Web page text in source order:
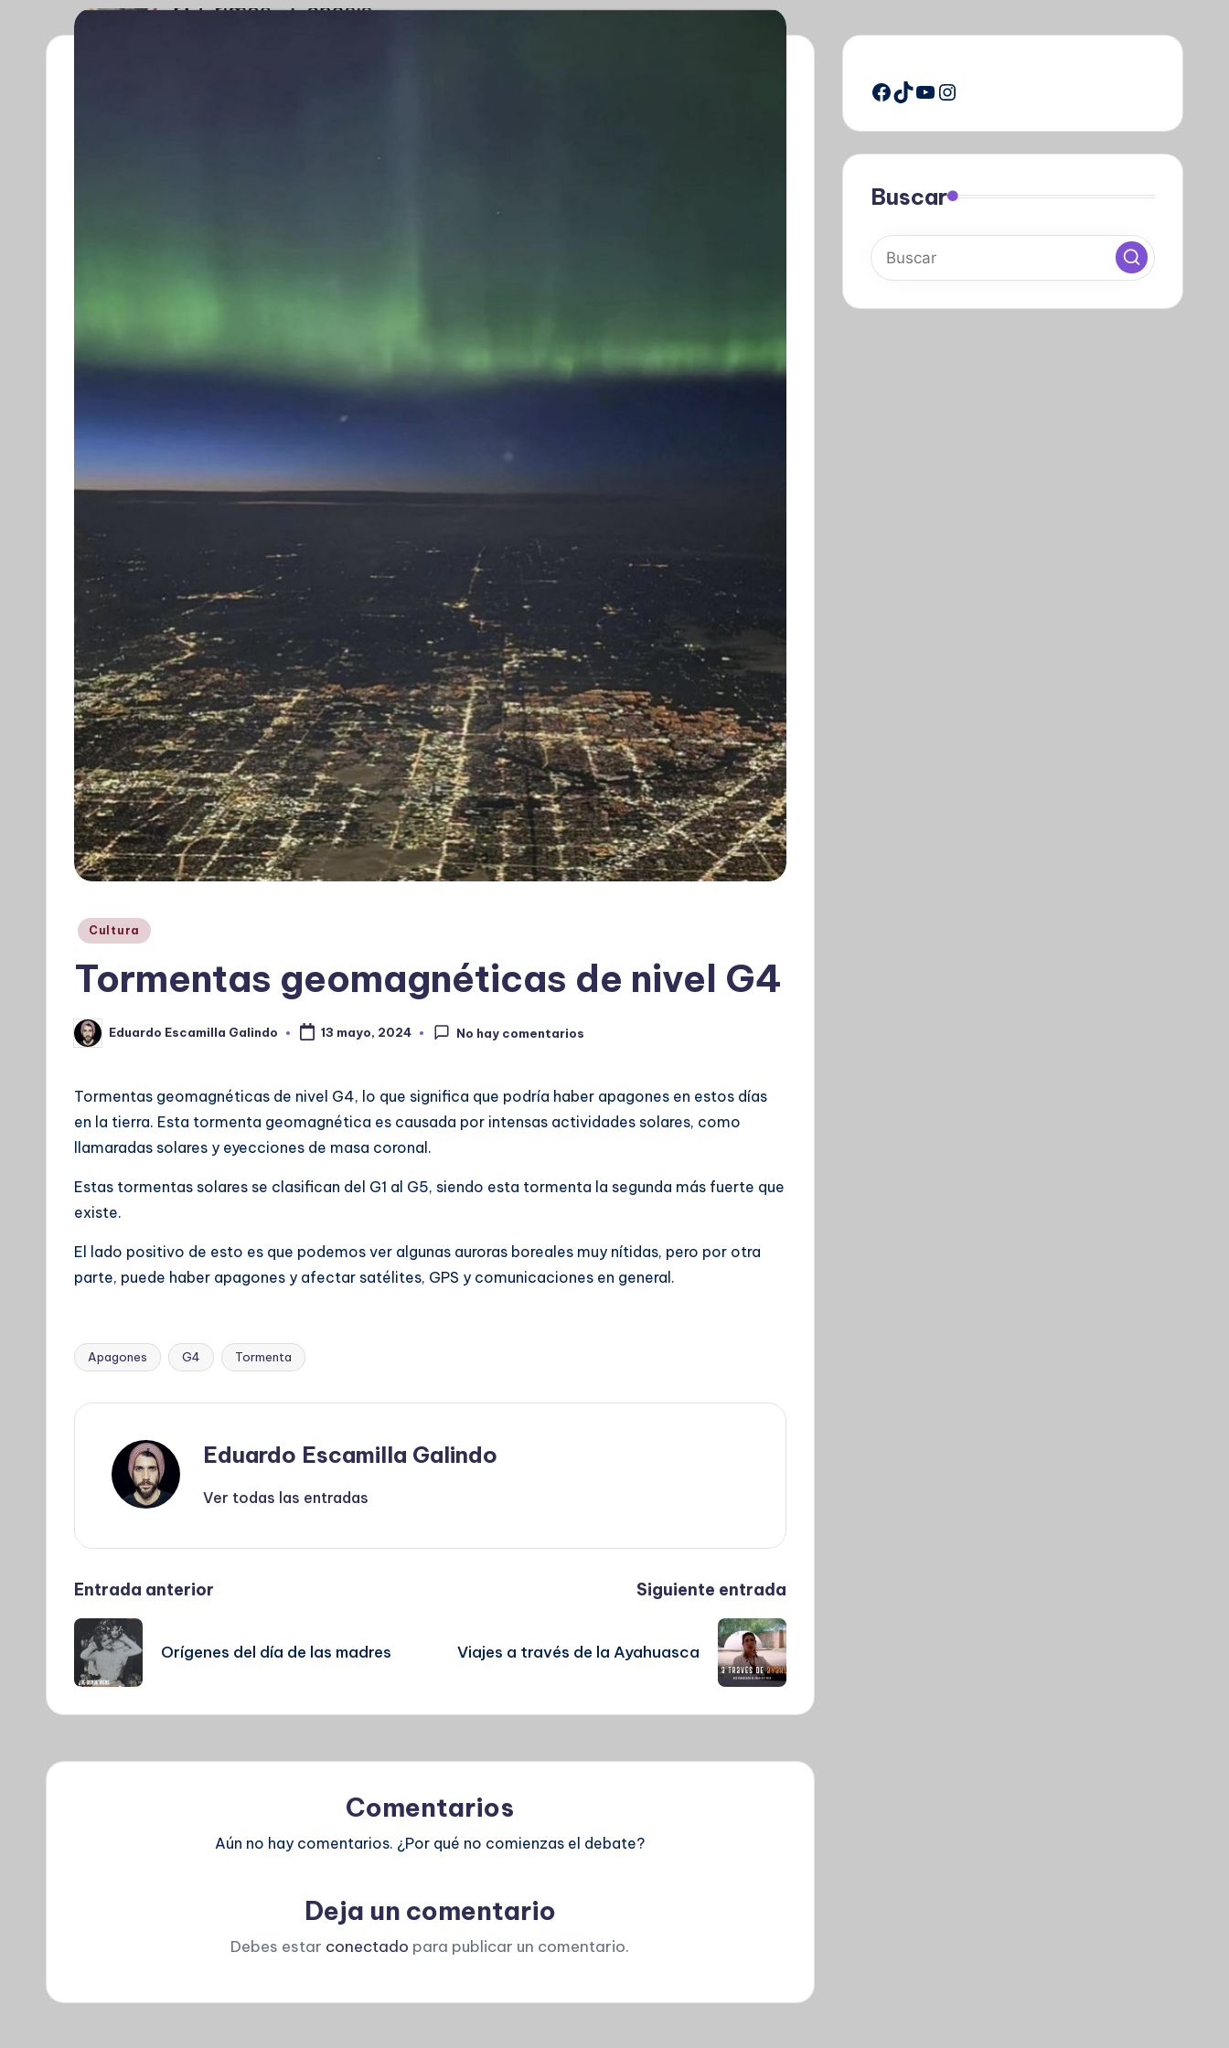
Publicado
Cultura
Tormentas geomagnéticas de nivel G4
Publicado
por
Eduardo Escamilla Galindo 13 mayo, 2024 No hay comentarios
Tormentas geomagnéticas de nivel G4, lo que significa que podría haber apagones en estos días
en la tierra. Esta tormenta geomagnética es causada por intensas actividades solares, como
llamaradas solares y eyecciones de masa coronal.
Estas tormentas solares se clasifican del G1 al G5, siendo esta tormenta la segunda más fuerte que
existe.
El lado positivo de esto es que podemos ver algunas auroras boreales muy nítidas, pero por otra
parte, puede haber apagones y afectar satélites, GPS y comunicaciones en general.
Etiquetas:
Apagones G4 Tormenta
Eduardo Escamilla Galindo
Ver todas las entradas
Navegación
de
entradas
Entrada anterior
Orígenes del día de las madres
Siguiente entrada
Viajes a través de la Ayahuasca
Comentarios
Aún no hay comentarios. ¿Por qué no comienzas el debate?
Deja un comentario
Debes estar conectado para publicar un comentario.
Facebook
TikTok
YouTube
Instagram
Buscar